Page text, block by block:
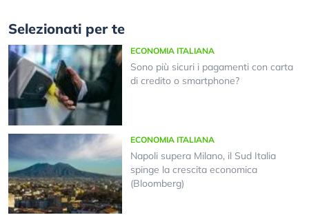
Selezionati per te
ECONOMIA ITALIANA
Sono più sicuri i pagamenti con carta
di credito o smartphone?
ECONOMIA ITALIANA
Napoli supera Milano, il Sud Italia
spinge la crescita economica
(Bloomberg)